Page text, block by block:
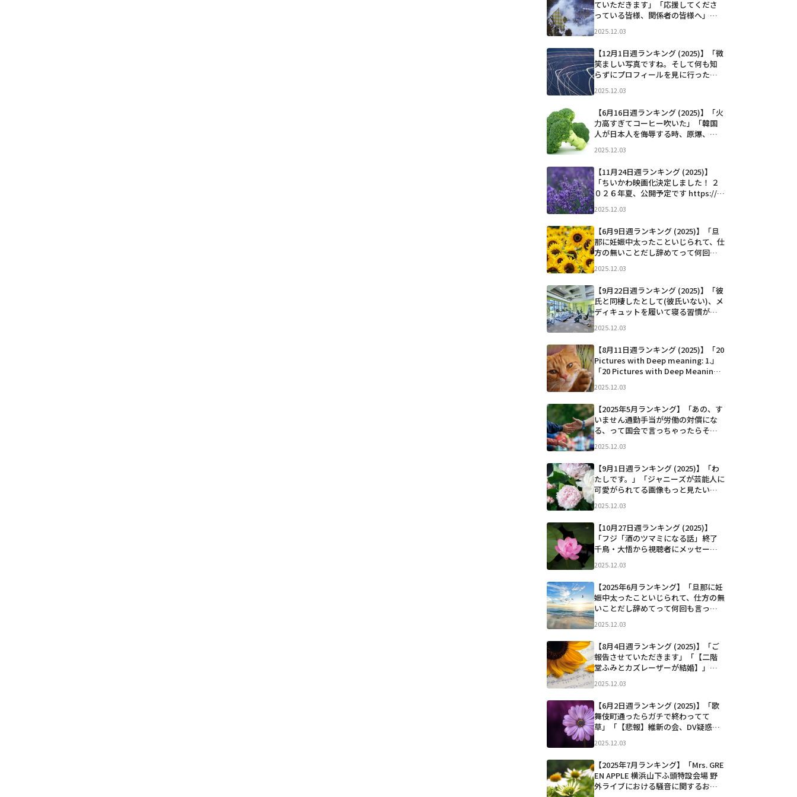
ツアーを控えているので...」など
ていただきます」「応援してくださ
っている皆様、関係者の皆様へ」
ドルグループの“大量脱退”記事が出
ます」「フジ「酒のツマミになる
話」終了 千鳥・大悟から視聴者にメ
ッセージ」「20 Pic...」など
2025.12.03
【12月1日週ランキング (2025)】「微
笑ましい写真ですね。そして何も知
らずにプロフィールを見に行った人
「卒業についてのお知らせ 天音かな
た6周年となる2025年12月27日をもち
まして、 ホロライブを卒業します。
ぜひ読んでいただ...」など
2025.12.03
【6月16日週ランキング (2025)】「火
力高すぎてコーヒー吹いた」「韓国
人が日本人を侮辱する時、原爆、震
タにする人が多いけど 日本人が韓国
人をバカにする時は、キムチ、火病、
パクリ文化みたいな文化的見下しが
多くて災害や事故の死者を笑う...」な
ど
2025.12.03
【11月24日週ランキング (2025)】
「ちいかわ映画化決定しました！ ２
０２６年夏、公開予定です https://c
ゾ」「やめてー！！！！！」「秋葉
原駅前のパン屋でコーヒー飲んでた
ら、空いてる席が沢山あるのに
「こ...」など
2025.12.03
【6月9日週ランキング (2025)】「旦
那に妊娠中太ったこといじられて、仕
方の無いことだし辞めてって何回も
で泣いた 週数相当の大きさだし体重
指摘されてる訳でもないのにさ。謝
ってくれたけど「パートナーが大き
くなっていくのこんなきつい...」など
2025.12.03
【9月22日週ランキング (2025)】「彼
氏と同棲したとして(彼氏いない)、メ
ディキュットを履いて寝る習慣があ
すところから始まるの？ 致す日はメ
ディキュット履かないで布団行く
の？ 最近ずっと考えてる。彼氏はい
ないんだけど。」「SHIS...」など
2025.12.03
【8月11日週ランキング (2025)】「20
Pictures with Deep meaning: 1.」
「20 Pictures with Deep Meaning:
る大切なお知らせと当社の対応につ
いて】」「万博で帰れ...」など
2025.12.03
【2025年5月ランキング】「あの、す
いません通勤手当が労働の対償にな
る、って国会で言っちゃったらそれ
認めるっていう言質みたいなもんに
なりませんか？？？？？？」「普通
にダッシュしてこれ両乳丸出しにし
たことある。ド田舎だからヤ...」など
2025.12.03
【9月1日週ランキング (2025)】「わ
たしです。」「ジャニーズが芸能人に
可愛がられてる画像もっと見たいの
京都武蔵野市吉祥寺本町1丁目15番 J
R吉祥寺駅北口 0番バス乗り場横の街
路樹前だと思われます。」「本日、自
由民主党総裁の職...」など
2025.12.03
【10月27日週ランキング (2025)】
「フジ「酒のツマミになる話」終了
千鳥・大悟から視聴者にメッセー
プ大統領と共に！ With my wonderf
ul ally and friend, @realDonaldTru
mp!」「ロ...」など
2025.12.03
【2025年6月ランキング】「旦那に妊
娠中太ったこといじられて、仕方の無
いことだし辞めてって何回も言って
た 週数相当の大きさだし体重指摘さ
れてる訳でもないのにさ。謝ってく
れたけど「パートナーが大きくなっ
ていくのこんなきつい...」など
2025.12.03
【8月4日週ランキング (2025)】「ご
報告させていただきます」「【二階
堂ふみとカズレーザーが結婚】」
のいじめ事件発覚 甲子園出場を辞退
しろと大炎上中 1年生が寮でカップラ
ーメンを食べる ↓ 2年生（現3年生）
にバレて暴行 ↓ 次...」など
2025.12.03
【6月2日週ランキング (2025)】「歌
舞伎町通ったらガチで終わってて
草」「【悲報】維新の会、DV疑惑と
んを参院選に擁立してしまうwwww
元Ｋ―１王者・久保優太氏 参院選
比例代表に維新から出馬「国会のリ
ングで暴れまくりたい」 ...」など
2025.12.03
【2025年7月ランキング】「Mrs. GRE
EN APPLE 横浜山下ふ頭特設会場 野
外ライブにおける騒音に関するお詫